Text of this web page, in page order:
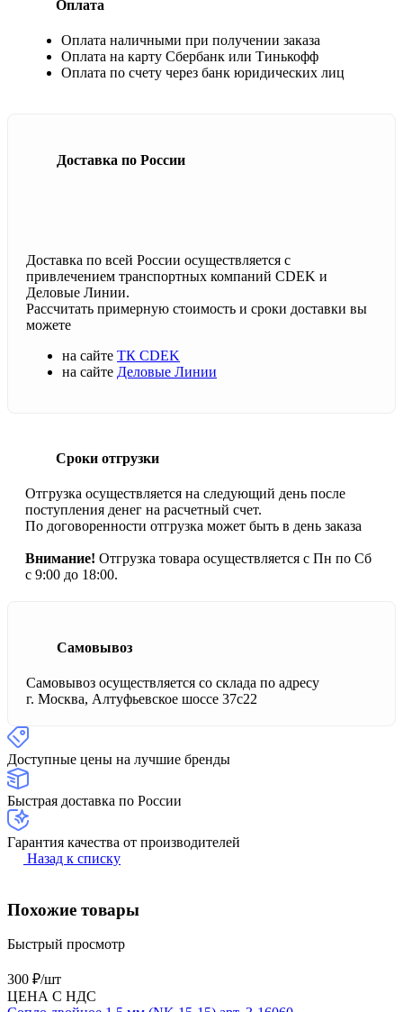
Оплата
Оплата наличными при получении заказа
Оплата на карту Сбербанк или Тинькофф
Оплата по счету через банк юридических лиц
Доставка по России
Доставка по всей России осуществляется с
привлечением транспортных компаний CDEK и
Деловые Линии.
Рассчитать примерную стоимость и сроки доставки вы
можете
на сайте ТК CDEK
на сайте Деловые Линии
Сроки отгрузки
Отгрузка осуществляется на следующий день после
поступления денег на расчетный счет.
По договоренности отгрузка может быть в день заказа
Внимание! Отгрузка товара осуществляется с Пн по Сб
с 9:00 до 18:00.
Самовывоз
Самовывоз осуществляется со склада по адресу
г. Москва, Алтуфьевское шоссе 37с22
Доступные цены на лучшие бренды
Быстрая доставка по России
Гарантия качества от производителей
Назад к списку
Похожие товары
Быстрый просмотр
300 ₽/шт
ЦЕНА С НДС